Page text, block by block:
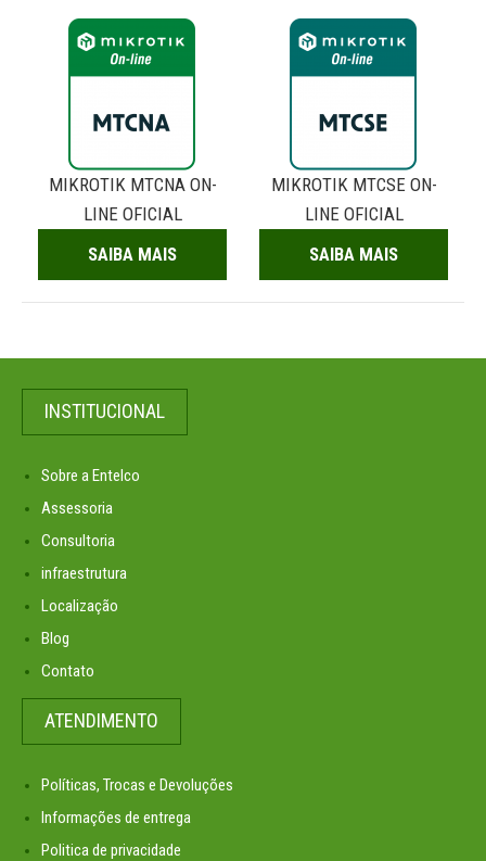
MIKROTIK MTCNA ON-
LINE OFICIAL
SAIBA MAIS
MIKROTIK MTCSE ON-
LINE OFICIAL
SAIBA MAIS
INSTITUCIONAL
Sobre a Entelco
Assessoria
Consultoria
infraestrutura
Localização
Blog
Contato
ATENDIMENTO
Políticas, Trocas e Devoluções
Informações de entrega
Politica de privacidade